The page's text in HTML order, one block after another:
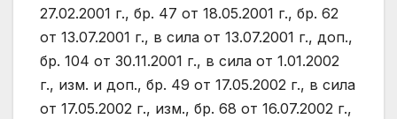
27.02.2001 г., бр. 47 от 18.05.2001 г., бр. 62
от 13.07.2001 г., в сила от 13.07.2001 г., доп.,
бр. 104 от 30.11.2001 г., в сила от 1.01.2002
г., изм. и доп., бр. 49 от 17.05.2002 г., в сила
от 17.05.2002 г., изм., бр. 68 от 16.07.2002 г.,